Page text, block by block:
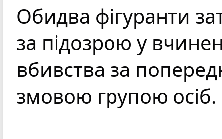
Обидва фігуранти
за підозрою у
вбивства за
змовою групою осіб.